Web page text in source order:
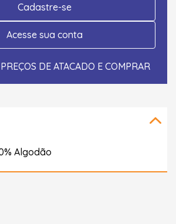
Cadastre-se
Acesse sua conta
DE ATACADO E COMPRAR
Algodão